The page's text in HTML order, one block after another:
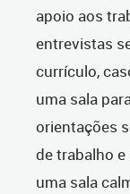
apoio aos
entrevistas
currículo,
uma sala
orientações
de trabalho
uma sala